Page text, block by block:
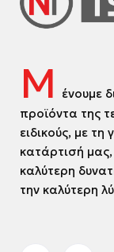
Μ
ένουμε
προϊόντα της
ειδικούς, με τη
κατάρτισή
καλύτερη
την καλύτερη